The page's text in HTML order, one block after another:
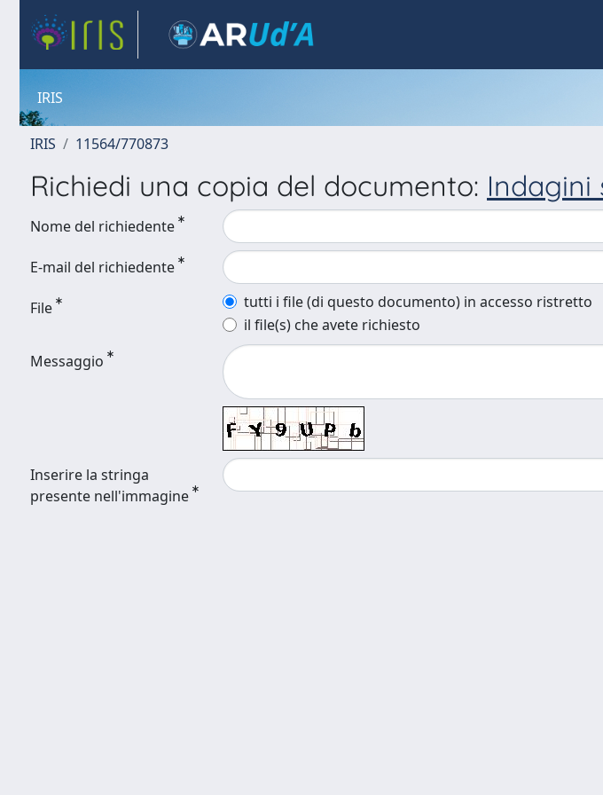
IRIS
IRIS 11564/770873
Richiedi una copia del documento: Indagini
Nome del richiedente
E-mail del richiedente
File
tutti i file (di questo documento) in accesso ristretto
il file(s) che avete richiesto
Messaggio
Inserire la stringa
presente nell'immagine